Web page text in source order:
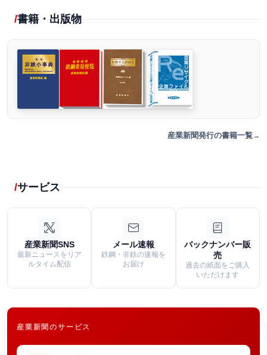
書籍・出版物
産業新聞発行の書籍一覧
サービス
産業新聞SNS
最新ニュースをリア
ルタイム配信
メール速報
鉄鋼・非鉄の速報を
お届け
バックナンバー販
売
過去の紙面をご購入
いただけます
産業新聞のサービス